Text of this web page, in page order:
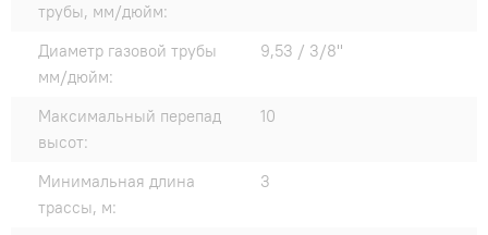
трубы, мм/дюйм:
Диаметр газовой трубы
мм/дюйм:
9,53 / 3/8"
Максимальный перепад
высот:
10
Минимальная длина
трассы, м:
3